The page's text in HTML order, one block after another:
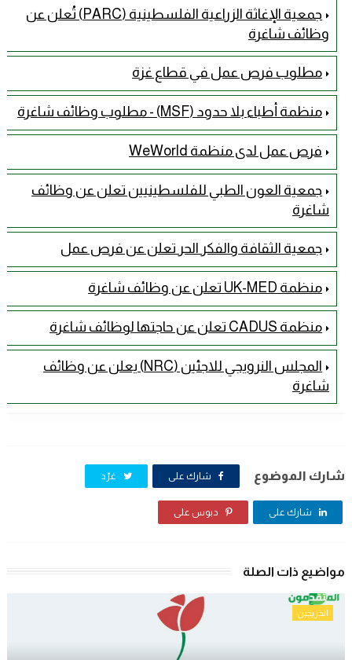
جمعية الإغاثة الزراعية الفلسطينية (PARC) تُعلن عن
وظائف شاغرة
مطلوب فرص عمل في قطاع غزة
منظمة أطباء بلا حدود (MSF) - مطلوب وظائف شاغرة
فرص عمل لدى منظمة WeWorld
جمعية العون الطبي للفلسطينيين تعلن عن وظائف
شاغرة
جمعية الثقافة والفكر الحر تعلن عن فرص عمل
منظمة UK-MED تعلن عن وظائف شاغرة
منظمة CADUS تعلن عن حاجتها لوظائف شاغرة
المجلس النرويجي للاجئين (NRC) يعلن عن وظائف
شاغرة
شارك الموضوع شارك على غرّد
شارك على دبوس على
مواضيع ذات الصلة
الخريجين